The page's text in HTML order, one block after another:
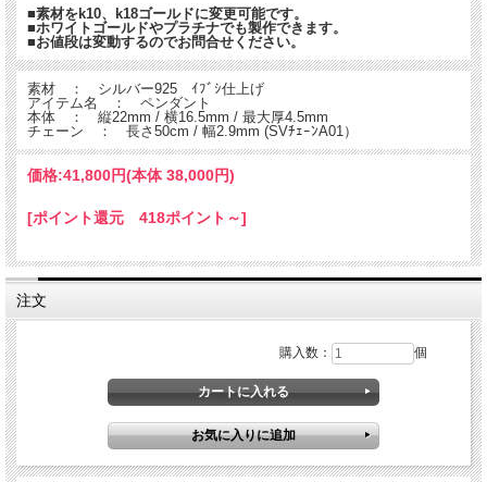
■素材をk10、k18ゴールドに変更可能です。
■ホワイトゴールドやプラチナでも製作できます。
■お値段は変動するのでお問合せください。
素材 ： シルバー925 ｲﾌﾞｼ仕上げ
アイテム名 ： ペンダント
本体 ： 縦22mm / 横16.5mm / 最大厚4.5mm
チェーン ： 長さ50cm / 幅2.9mm (SVﾁｪｰﾝA01）
価格:41,800円(本体 38,000円)
[ポイント還元 418ポイント～]
注文
購入数： 個